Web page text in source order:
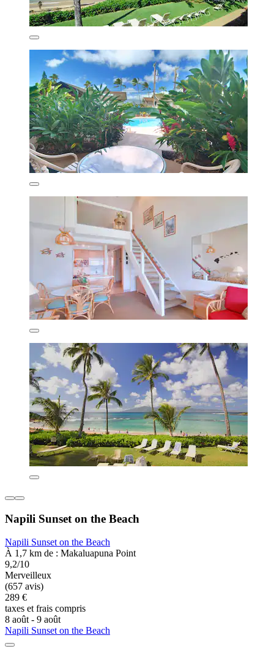
Napili Sunset on the Beach
Napili Sunset on the Beach
À 1,7 km de : Makaluapuna Point
9,2/10
Merveilleux
(657 avis)
289 €
taxes et frais compris
8 août - 9 août
Napili Sunset on the Beach